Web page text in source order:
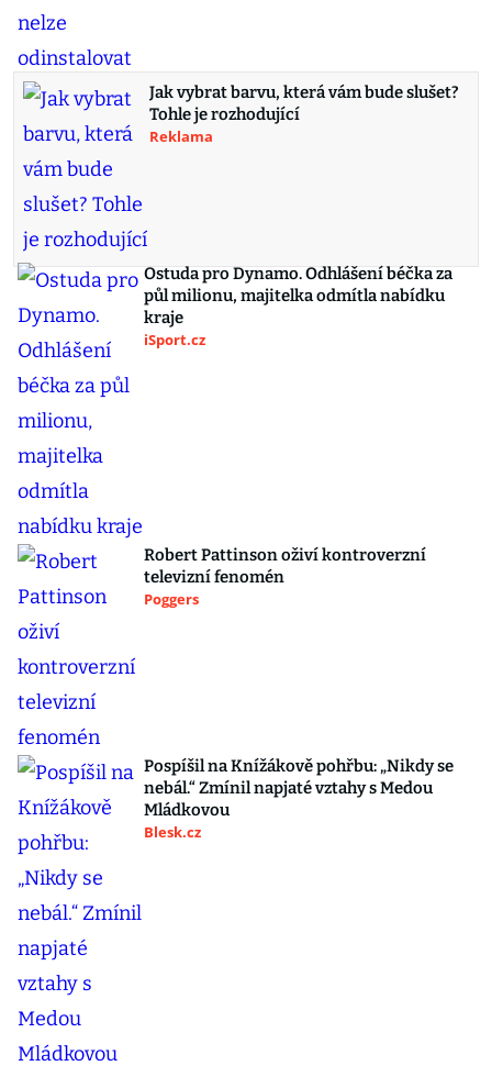
Jak vybrat barvu, která vám bude slušet?
Tohle je rozhodující
Reklama
Ostuda pro Dynamo. Odhlášení béčka za
půl milionu, majitelka odmítla nabídku
kraje
iSport.cz
Robert Pattinson oživí kontroverzní
televizní fenomén
Poggers
Pospíšil na Knížákově pohřbu: „Nikdy se
nebál.“ Zmínil napjaté vztahy s Medou
Mládkovou
Blesk.cz